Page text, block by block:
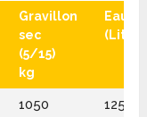
Gravillon
sec
(5/15)
kg
Eau
(Litre)
1050 125